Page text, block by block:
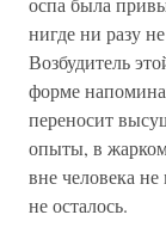
нигде ни разу
Возбудитель
форме
переносит
опыты, в
вне человека
не осталось.